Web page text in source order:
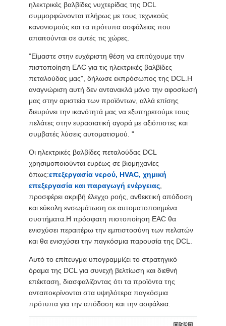
ηλεκτρικές βαλβίδες νυχτερίδας της DCL
συμμορφώνονται πλήρως με τους τεχνικούς
κανονισμούς και τα πρότυπα ασφάλειας που
απαιτούνται σε αυτές τις χώρες.
"Είμαστε στην ευχάριστη θέση να επιτύχουμε την
πιστοποίηση EAC για τις ηλεκτρικές βαλβίδες
πεταλούδας μας", δήλωσε εκπρόσωπος της DCL.Η
αναγνώριση αυτή δεν αντανακλά μόνο την αφοσίωσή
μας στην αριστεία των προϊόντων, αλλά επίσης
διευρύνει την ικανότητά μας να εξυπηρετούμε τους
πελάτες στην ευρασιατική αγορά με αξιόπιστες και
συμβατές λύσεις αυτοματισμού. "
Οι ηλεκτρικές βαλβίδες πεταλούδας DCL
χρησιμοποιούνται ευρέως σε βιομηχανίες
όπως:επεξεργασία νερού, HVAC, χημική
επεξεργασία και παραγωγή ενέργειας,
προσφέρει ακριβή έλεγχο ροής, ανθεκτική απόδοση
και εύκολη ενσωμάτωση σε αυτοματοποιημένα
συστήματα.Η πρόσφατη πιστοποίηση EAC θα
ενισχύσει περαιτέρω την εμπιστοσύνη των πελατών
και θα ενισχύσει την παγκόσμια παρουσία της DCL.
Αυτό το επίτευγμα υπογραμμίζει το στρατηγικό
όραμα της DCL για συνεχή βελτίωση και διεθνή
επέκταση, διασφαλίζοντας ότι τα προϊόντα της
ανταποκρίνονται στα υψηλότερα παγκόσμια
πρότυπα για την απόδοση και την ασφάλεια.